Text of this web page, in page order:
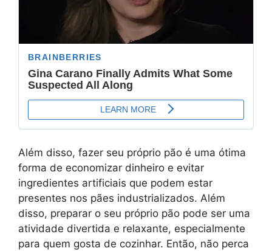
Além disso, fazer seu próprio pão é uma ótima
forma de economizar dinheiro e evitar
ingredientes artificiais que podem estar
presentes nos pães industrializados. Além
disso, preparar o seu próprio pão pode ser uma
atividade divertida e relaxante, especialmente
para quem gosta de cozinhar. Então, não perca